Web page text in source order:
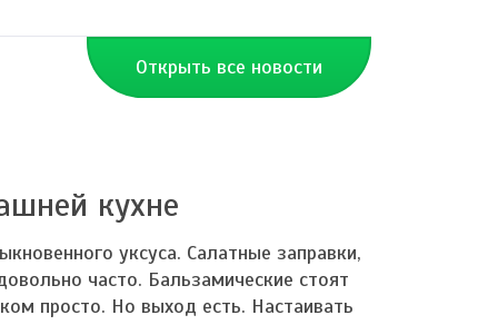
Открыть все новости
кухне
уксуса. Салатные заправки,
часто. Бальзамические стоят
просто. Но выход есть. Настаивать